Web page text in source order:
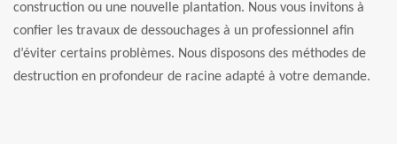
construction ou une nouvelle plantation. Nous vous invitons à
confier les travaux de dessouchages à un professionnel afin
d’éviter certains problèmes. Nous disposons des méthodes de
destruction en profondeur de racine adapté à votre demande.